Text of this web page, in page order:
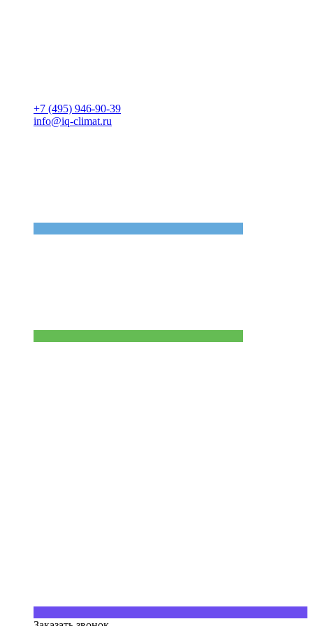
+7 (495) 946-90-39
info@iq-climat.ru